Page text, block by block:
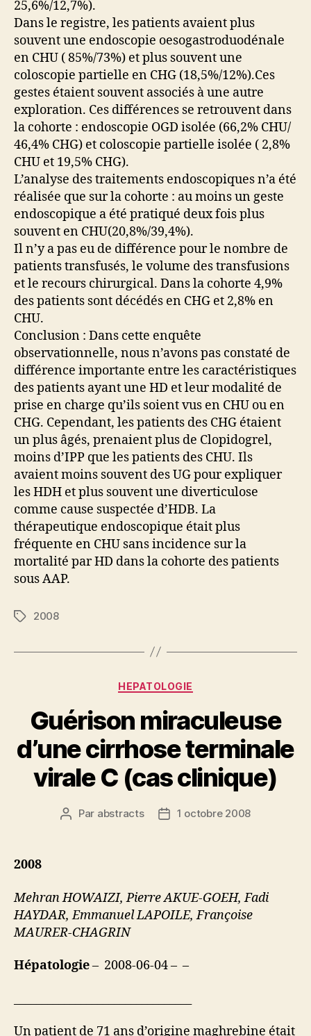
25,6%/12,7%).
Dans le registre, les patients avaient plus
souvent une endoscopie oesogastroduodénale
en CHU ( 85%/73%) et plus souvent une
coloscopie partielle en CHG (18,5%/12%).Ces
gestes étaient souvent associés à une autre
exploration. Ces différences se retrouvent dans
la cohorte : endoscopie OGD isolée (66,2% CHU/
46,4% CHG) et coloscopie partielle isolée ( 2,8%
CHU et 19,5% CHG).
L’analyse des traitements endoscopiques n’a été
réalisée que sur la cohorte : au moins un geste
endoscopique a été pratiqué deux fois plus
souvent en CHU(20,8%/39,4%).
Il n’y a pas eu de différence pour le nombre de
patients transfusés, le volume des transfusions
et le recours chirurgical. Dans la cohorte 4,9%
des patients sont décédés en CHG et 2,8% en
CHU.
Conclusion : Dans cette enquête
observationnelle, nous n’avons pas constaté de
différence importante entre les caractéristiques
des patients ayant une HD et leur modalité de
prise en charge qu’ils soient vus en CHU ou en
CHG. Cependant, les patients des CHG étaient
un plus âgés, prenaient plus de Clopidogrel,
moins d’IPP que les patients des CHU. Ils
avaient moins souvent des UG pour expliquer
les HDH et plus souvent une diverticulose
comme cause suspectée d’HDB. La
thérapeutique endoscopique était plus
fréquente en CHU sans incidence sur la
mortalité par HD dans la cohorte des patients
sous AAP.
Étiquettes
2008
Catégories
HEPATOLOGIE
Guérison miraculeuse
d’une cirrhose terminale
virale C (cas clinique)
Auteur
Par abstracts
Date1 octobre 2008
2008
Mehran HOWAIZI, Pierre AKUE-GOEH, Fadi
HAYDAR, Emmanuel LAPOILE, Françoise
MAURER-CHAGRIN
Hépatologie– 2008-06-04 – –
Un patient de 71 ans d’origine maghrebine était